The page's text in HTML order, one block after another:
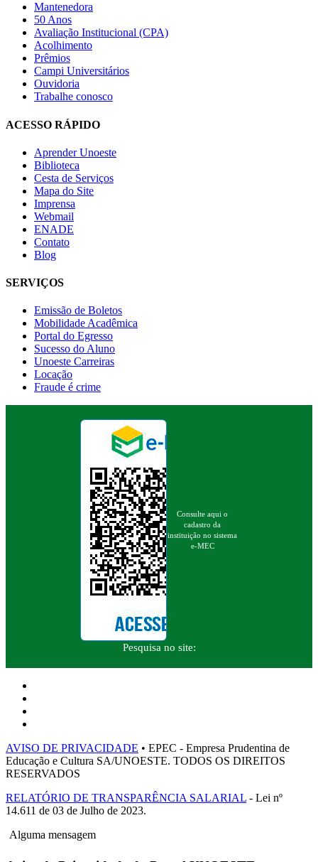
Mantenedora
50 Anos
Avaliação Institucional (CPA)
Acolhimento
Prêmios
Campi Universitários
Ouvidoria
Trabalhe conosco
ACESSO RÁPIDO
Aprender Unoeste
Biblioteca
Cesta de Serviços
Mapa do Site
Imprensa
Webmail
ENADE
Contato
Blog
SERVIÇOS
Emissão de Boletos
Mobilidade Acadêmica
Portal do Egresso
Sucesso do Aluno
Unoeste Carreiras
Locação
Fraude é crime
Consulte aqui o
cadastro da
instituição no sistema
e-MEC
Pesquisa no site:
AVISO DE PRIVACIDADE • EPEC - Empresa Prudentina de
Educação e Cultura SA/UNOESTE. TODOS OS DIREITOS
RESERVADOS
RELATÓRIO DE TRANSPARÊNCIA SALARIAL - Lei nº
14.611 de 03 de Julho de 2023.
Alguma mensagem